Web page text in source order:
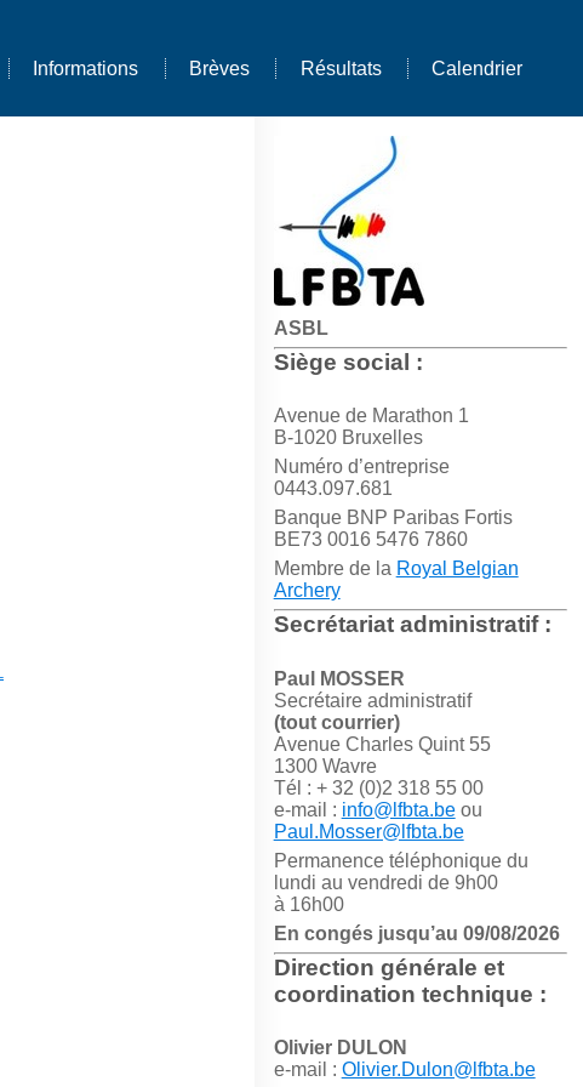
Informations Brèves Résultats Calendrier
ASBL
Siège social :
Avenue de Marathon 1
B-1020 Bruxelles
Numéro d’entreprise
0443.097.681
Banque BNP Paribas Fortis
BE73 0016 5476 7860
Membre de la Royal Belgian
Archery
Secrétariat administratif :
Paul MOSSER
Secrétaire administratif
(tout courrier)
Avenue Charles Quint 55
1300 Wavre
Tél : + 32 (0)2 318 55 00
e-mail : info@lfbta.beou
Paul.Mosser@lfbta.be
Permanence téléphonique du
lundi au vendredi de 9h00
à 16h00
En congés jusqu’au 09/08/2026
Direction générale et
coordination technique :
Olivier DULON
e-mail : Olivier.Dulon@lfbta.be